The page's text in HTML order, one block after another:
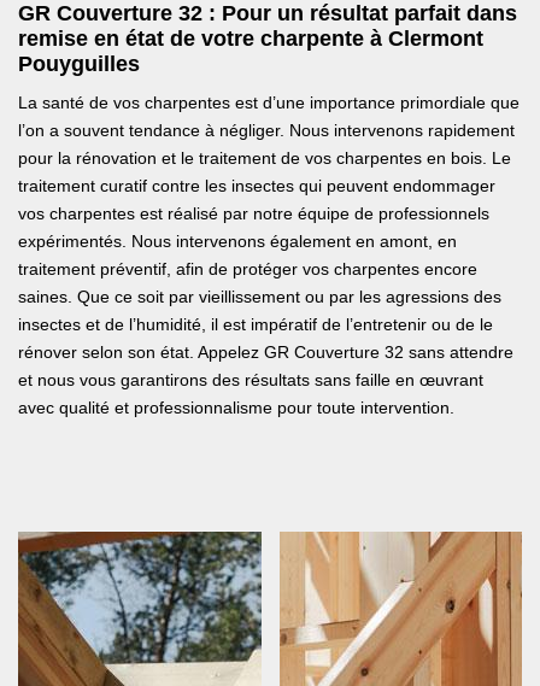
GR Couverture 32 : Pour un résultat parfait dans
remise en état de votre charpente à Clermont
Pouyguilles
La santé de vos charpentes est d’une importance primordiale que
l’on a souvent tendance à négliger. Nous intervenons rapidement
pour la rénovation et le traitement de vos charpentes en bois. Le
traitement curatif contre les insectes qui peuvent endommager
vos charpentes est réalisé par notre équipe de professionnels
expérimentés. Nous intervenons également en amont, en
traitement préventif, afin de protéger vos charpentes encore
saines. Que ce soit par vieillissement ou par les agressions des
insectes et de l’humidité, il est impératif de l’entretenir ou de le
rénover selon son état. Appelez GR Couverture 32 sans attendre
et nous vous garantirons des résultats sans faille en œuvrant
avec qualité et professionnalisme pour toute intervention.